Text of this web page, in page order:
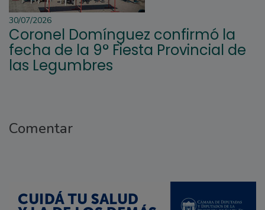
30/07/2026
Coronel Domínguez confirmó la
fecha de la 9° Fiesta Provincial de
las Legumbres
Comentar